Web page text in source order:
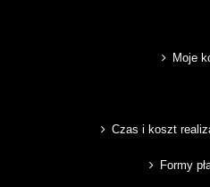
Moje
Czas i koszt
Formy